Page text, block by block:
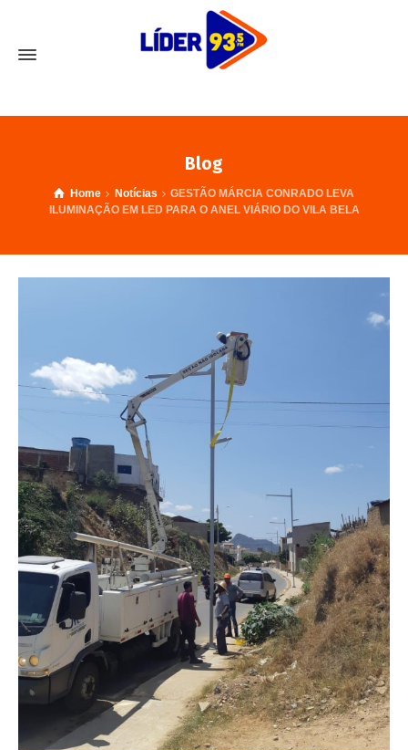
Blog
Home Notícias
GESTÃO MÁRCIA CONRADO LEVA
ILUMINAÇÃO EM LED PARA O ANEL VIÁRIO DO VILA BELA